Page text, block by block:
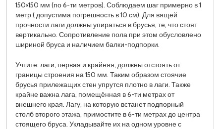
150×150 мм (по 6-ти метров). Соблюдаем шаг примерно в 1
метр ( допустима погрешность в 10 см). Для вящей
прочности лаги должны упираться в брусья, те, что стоят
вертикально. Сопротивление пола при этом обусловлено
шириной бруса и наличием балки-подпорки.
Учтите: лаги, первая и крайняя, должны отстоять от
границы строения на 150 мм. Таким образом стоячие
брусья прилежащих стен упрутся плотно в лаги. Также
крайне важна лага, помещённая в 6-ти метрах от
внешнего края. Лагу, на которую встанет подпорный
столб второго этажа, примостите в 6-ти метрах до центра
стоящего бруса. Укладывайте их на одном уровне с